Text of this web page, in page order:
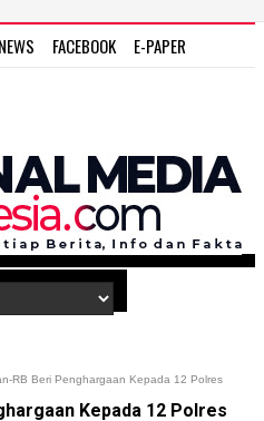
FACEBOOK
E-PAPER
RB Beri Penghargaan Kepada 12 Polres
Kepada 12 Polres